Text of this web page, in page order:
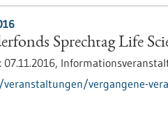
Sprechtag Life
07.11.2016,
vergangene-